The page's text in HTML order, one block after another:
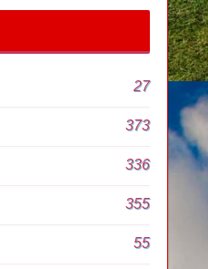
27
373
336
355
55